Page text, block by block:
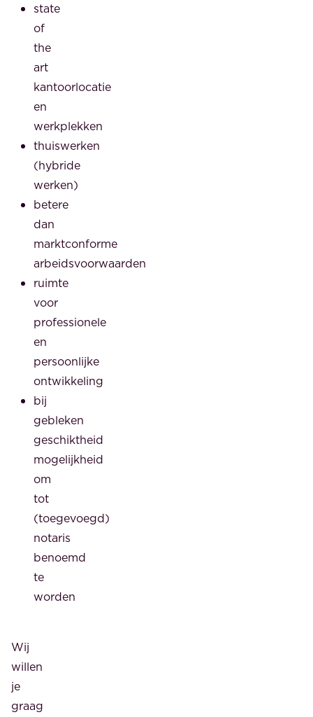
state
of
the
art
kantoorlocatie
en
werkplekken
thuiswerken
(hybride
werken)
betere
dan
marktconforme
arbeidsvoorwaarden
ruimte
voor
professionele
en
persoonlijke
ontwikkeling
bij
gebleken
geschiktheid
mogelijkheid
om
tot
(toegevoegd)
notaris
benoemd
te
worden
Wij
willen
je
graag